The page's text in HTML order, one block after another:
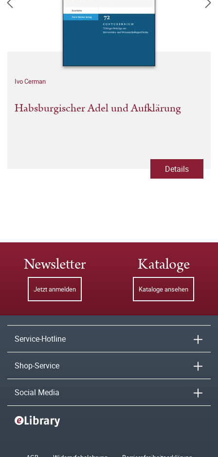
Ivo Cerman
Habsburgischer Adel und Aufklärung
Details
Newsletter
Jetzt anmelden
Kataloge
Kataloge ansehen
Service-Hotline
Shop-Service
Social Media